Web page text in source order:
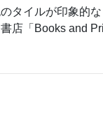
タイルが印象的
店「Books and